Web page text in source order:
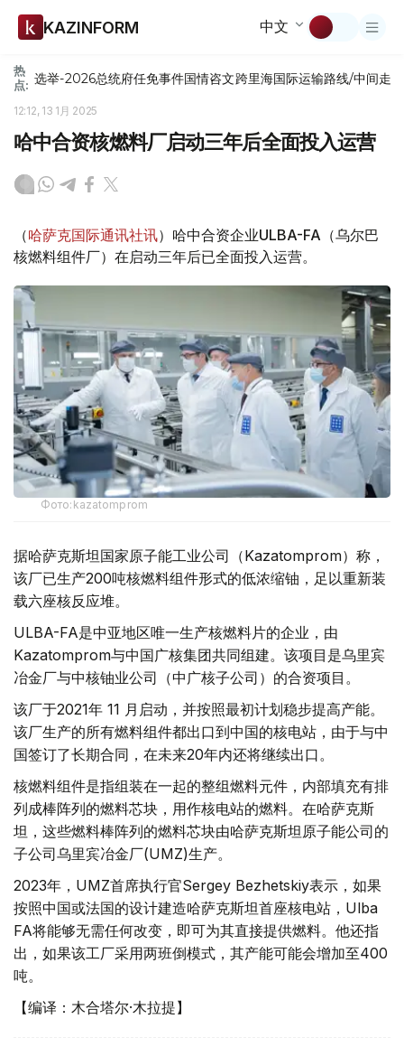
KAZINFORM 中文
热
点: 选举-2026总统府任免事件国情咨文跨里海国际运输路线/中间走廊
12:12, 13 1月 2025
哈中合资核燃料厂启动三年后全面投入运营
（哈萨克国际通讯社讯）哈中合资企业ULBA-FA（乌尔巴
核燃料组件厂）在启动三年后已全面投入运营。
Фото:kazatomprom
据哈萨克斯坦国家原子能工业公司（Kazatomprom）称，
该厂已生产200吨核燃料组件形式的低浓缩铀，足以重新装
载六座核反应堆。
ULBA-FA是中亚地区唯一生产核燃料片的企业，由
Kazatomprom与中国广核集团共同组建。该项目是乌里宾
冶金厂与中核铀业公司（中广核子公司）的合资项目。
该厂于2021年 11 月启动，并按照最初计划稳步提高产能。
该厂生产的所有燃料组件都出口到中国的核电站，由于与中
国签订了长期合同，在未来20年内还将继续出口。
核燃料组件是指组装在一起的整组燃料元件，内部填充有排
列成棒阵列的燃料芯块，用作核电站的燃料。在哈萨克斯
坦，这些燃料棒阵列的燃料芯块由哈萨克斯坦原子能公司的
子公司乌里宾冶金厂(UMZ)生产。
2023年，UMZ首席执行官Sergey Bezhetskiy表示，如果
按照中国或法国的设计建造哈萨克斯坦首座核电站，Ulba
FA将能够无需任何改变，即可为其直接提供燃料。他还指
出，如果该工厂采用两班倒模式，其产能可能会增加至400
吨。
【编译：木合塔尔·木拉提】